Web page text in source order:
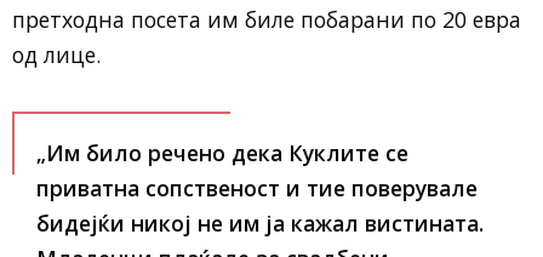
претходна посета им биле побарани по 20 евра
од лице.
„Им било речено дека Куклите се
приватна сопственост и тие поверувале
бидејќи никој не им ја кажал вистината.